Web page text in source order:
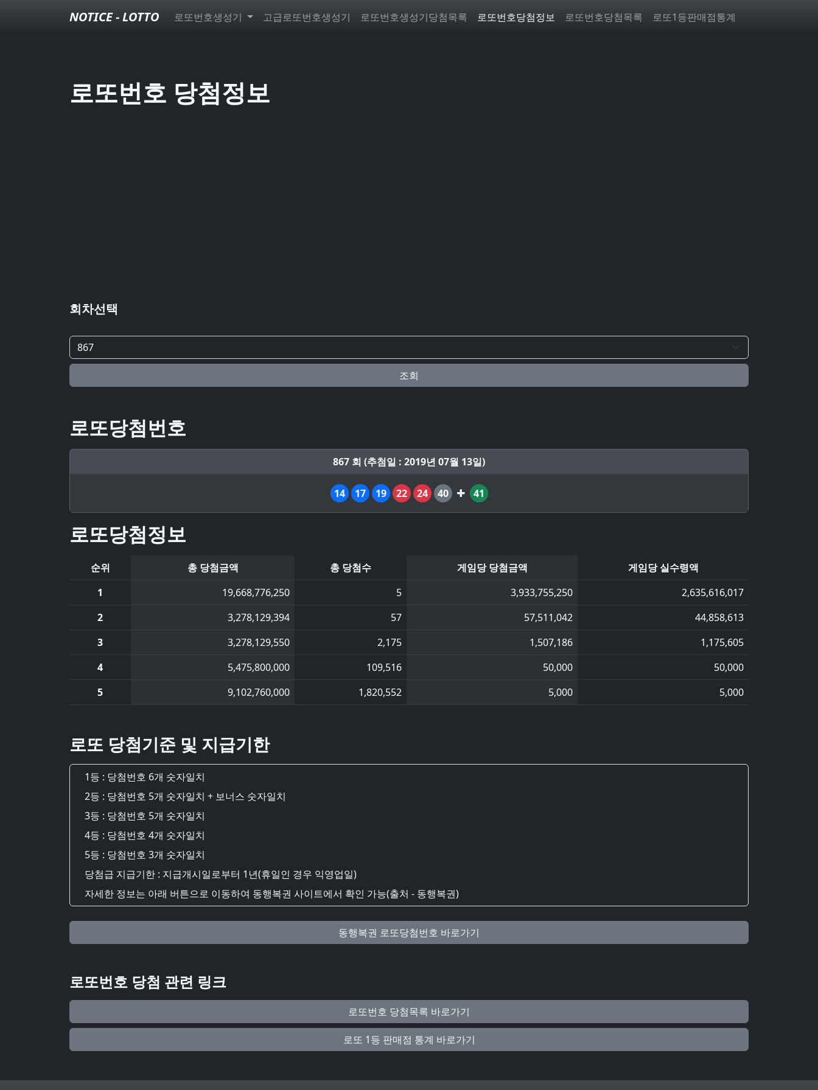
NOTICE - LOTTO 로또번호생성기 고급로또번호생성기 로또번호생성기당첨목록 로또번호당첨정보 로또번호당첨목록 로또1등판매점통계
로또번호 당첨정보
회차선택
조회
로또당첨번호
867 회 (추첨일 : 2019년 07월 13일)
14 17 19 22 24 40 41
로또당첨정보
순위 총 당첨금액 총 당첨수 게임당 당첨금액
게임당 실수령액
1
19,668,776,250 5 3,933,755,250
2,635,616,017
2
3,278,129,394 57 57,511,042
44,858,613
3
3,278,129,550 2,175 1,507,186
1,175,605
4
5,475,800,000 109,516 50,000
50,000
5
9,102,760,000 1,820,552 5,000 5,000
로또 당첨기준 및 지급기한
1등 : 당첨번호 6개 숫자일치
2등 : 당첨번호 5개 숫자일치 + 보너스 숫자일치
3등 : 당첨번호 5개 숫자일치
4등 : 당첨번호 4개 숫자일치
5등 : 당첨번호 3개 숫자일치
당첨급 지급기한 : 지급개시일로부터 1년(휴일인 경우 익영업일)
자세한 정보는 아래 버튼으로 이동하여 동행복권 사이트에서 확인 가능(출처 - 동행복권)
동행복권 로또당첨번호 바로가기
로또번호 당첨 관련 링크
로또번호 당첨목록 바로가기
로또 1등 판매점 통계 바로가기